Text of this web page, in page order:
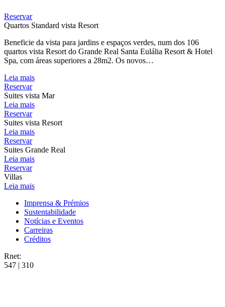
Reservar
Quartos Standard vista Resort
Beneficie da vista para jardins e espaços verdes, num dos 106
quartos vista Resort do Grande Real Santa Eulália Resort & Hotel
Spa, com áreas superiores a 28m2. Os novos…
Leia mais
Reservar
Suites vista Mar
Leia mais
Reservar
Suites vista Resort
Leia mais
Reservar
Suites Grande Real
Leia mais
Reservar
Villas
Leia mais
Imprensa & Prémios
Sustentabilidade
Notícias e Eventos
Carreiras
Créditos
Rnet:
547 | 310